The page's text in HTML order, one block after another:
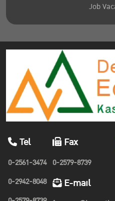
Job
Tel
0-2561-3474
0-2942-8048
Fax
0-2579-8739
E-mail